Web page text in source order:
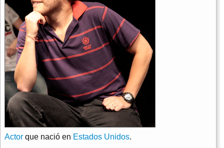
Actor que nació en Estados Unidos.